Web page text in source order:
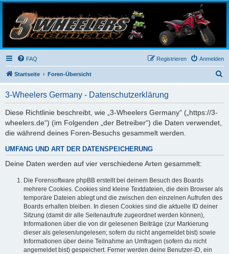
3-Wheelers Germany
Honda, Yamaha, Kawasaki Trike
FAQ Anmelden
Registrieren
Startseite Foren-Übersicht
3-Wheelers Germany - Datenschutzerklärung
Diese Richtlinie beschreibt, wie „3-Wheelers Germany“ („https://3-
wheelers.de“) (im Folgenden „der Betreiber“) die Daten verwendet,
die während deines Foren-Besuchs gesammelt werden.
UMFANG UND ART DER DATENSPEICHERUNG
Deine Daten werden auf vier verschiedene Arten gesammelt:
Die Forensoftware phpBB erstellt bei deinem Besuch des Boards
mehrere Cookies. Cookies sind kleine Textdateien, die dein Browser als
temporäre Dateien ablegt und die zwischen den einzelnen Aufrufen des
Boards erhalten bleiben. In diesen Cookies sind die aktuelle ID deiner
Sitzung (damit dir alle Seitenaufrufe zugeordnet werden können),
Informationen über die von dir gelesenen Beiträge (zur Markierung
dieser als gelesen/ungelesen; sofern du nicht angemeldet bist) sowie
Informationen über deine Teilnahme an Umfragen (sofern du nicht
angemeldet bist) gespeichert. Ferner werden deine Benutzer-ID, ein